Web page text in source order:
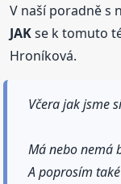
V naší poradně s
JAKse k tomuto
Hroníková.
Včera jak jsme
Má nebo nemá
A poprosím